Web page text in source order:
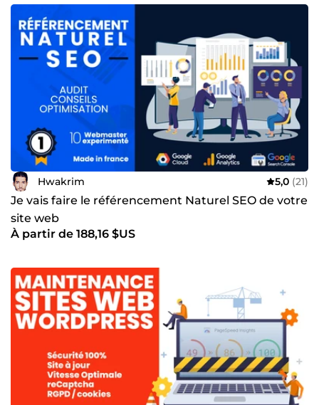
Hwakrim 5,0 (21)
Je vais faire le référencement Naturel SEO de votre
site web
À partir de 188,16 $US